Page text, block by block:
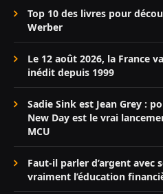
Top 10 des livres pour
Werber
Le 12 août 2026, la France
inédit depuis 1999
Sadie Sink est Jean Grey :
New Day est le vrai
MCU
Faut-il parler d’argent avec
vraiment l’éducation